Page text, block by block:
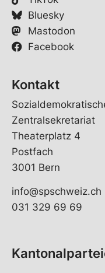
Bluesky
Mastodon
Facebook
Kontakt
Zentralsekretariat
Theaterplatz 4
Postfach
3001 Bern
info@spschweiz.ch
031 329 69 69